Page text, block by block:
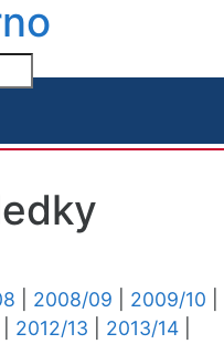
2008/09 2009/10
2012/13 2013/14